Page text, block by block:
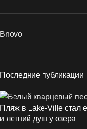
Bnovo
Последние публикации
Пляж в Lake-Ville стал
и летний душ у озера